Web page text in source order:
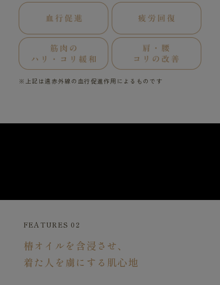
※上記は遠赤外線の血行促進作用によるものです
FEATURES 02
椿オイルを含浸させ、
着た人を虜にする肌心地